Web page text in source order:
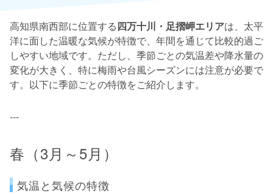
高知県南西部に位置する四万十川・足摺岬エリアは、太平
洋に面した温暖な気候が特徴で、年間を通じて比較的過ご
しやすい地域です。ただし、季節ごとの気温差や降水量の
変化が大きく、特に梅雨や台風シーズンには注意が必要で
す。以下に季節ごとの特徴をご紹介します。
---
春（3月～5月）
気温と気候の特徴